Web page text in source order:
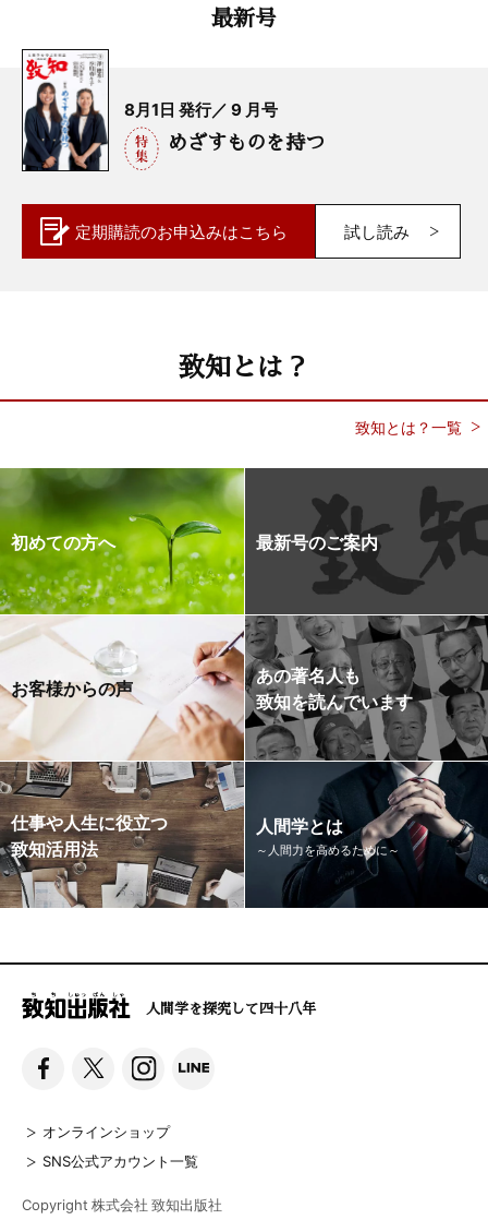
最新号
8月1日 発行／ 9 月号
めざすものを持つ
定期購読のお申込みはこちら 試し読み
致知とは？
致知とは？一覧
初めての方へ 最新号のご案内
お客様からの声
あの著名人も
致知を読んでいます
仕事や人生に役立つ
致知活用法
人間学とは
～人間力を高めるために～
人間学を探究して四十八年
オンラインショップ
SNS公式アカウント一覧
Copyright 株式会社 致知出版社